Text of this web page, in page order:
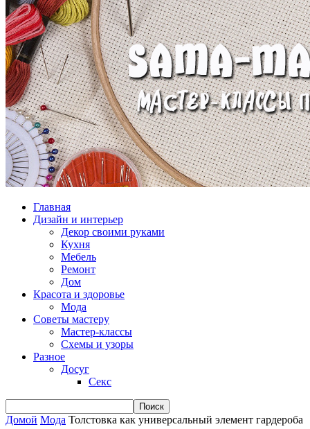
Главная
Дизайн и интерьер
Декор своими руками
Кухня
Мебель
Ремонт
Дом
Красота и здоровье
Мода
Советы мастеру
Мастер-классы
Схемы и узоры
Разное
Досуг
Секс
Домой Мода Толстовка как универсальный элемент гардероба